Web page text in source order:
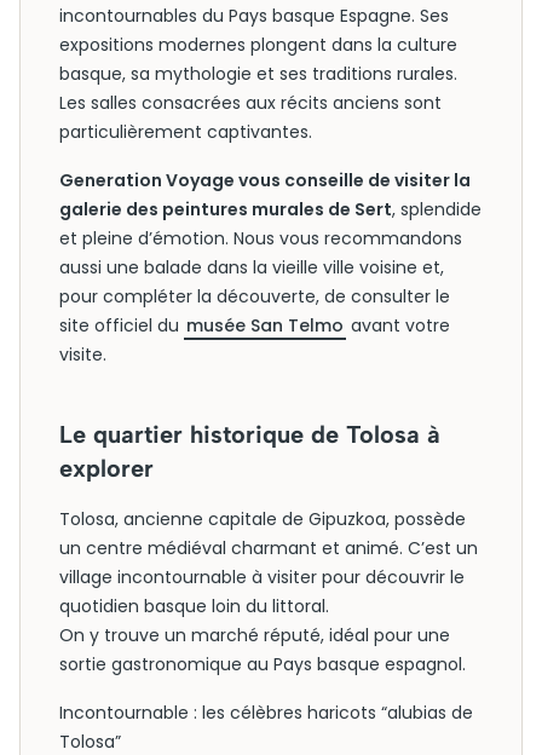
incontournables du Pays basque Espagne. Ses
expositions modernes plongent dans la culture
basque, sa mythologie et ses traditions rurales.
Les salles consacrées aux récits anciens sont
particulièrement captivantes.
Generation Voyage vous conseille de visiter la
galerie des peintures murales de Sert, splendide
et pleine d’émotion. Nous vous recommandons
aussi une balade dans la vieille ville voisine et,
pour compléter la découverte, de consulter le
site officiel du musée San Telmo avant votre
visite.
Le quartier historique de Tolosa à
explorer
Tolosa, ancienne capitale de Gipuzkoa, possède
un centre médiéval charmant et animé. C’est un
village incontournable à visiter pour découvrir le
quotidien basque loin du littoral.
On y trouve un marché réputé, idéal pour une
sortie gastronomique au Pays basque espagnol.
Incontournable : les célèbres haricots “alubias de
Tolosa”